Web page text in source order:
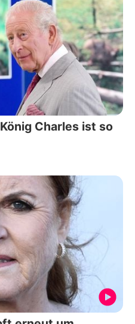
Charles ist so